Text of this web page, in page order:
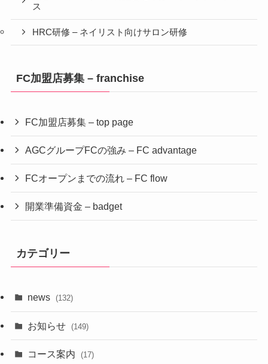
ス
HRC研修 – ネイリスト向けサロン研修
FC加盟店募集 – franchise
FC加盟店募集 – top page
AGCグループFCの強み – FC advantage
FCオープンまでの流れ – FC flow
開業準備資金 – badget
カテゴリー
news (132)
お知らせ (149)
コース案内 (17)